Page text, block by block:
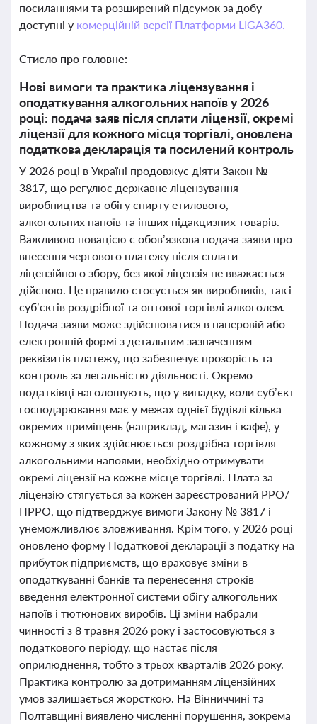
посиланнями та розширений підсумок за добу
доступні у комерційній версії Платформи LIGA360.
Стисло про головне:
Нові вимоги та практика ліцензування і
оподаткування алкогольних напоїв у 2026
році: подача заяв після сплати ліцензії, окремі
ліцензії для кожного місця торгівлі, оновлена
податкова декларація та посилений контроль
У 2026 році в Україні продовжує діяти Закон №
3817, що регулює державне ліцензування
виробництва та обігу спирту етилового,
алкогольних напоїв та інших підакцизних товарів.
Важливою новацією є обов’язкова подача заяви про
внесення чергового платежу після сплати
ліцензійного збору, без якої ліцензія не вважається
дійсною. Це правило стосується як виробників, так і
суб’єктів роздрібної та оптової торгівлі алкоголем.
Подача заяви може здійснюватися в паперовій або
електронній формі з детальним зазначенням
реквізитів платежу, що забезпечує прозорість та
контроль за легальністю діяльності. Окремо
податківці наголошують, що у випадку, коли суб’єкт
господарювання має у межах однієї будівлі кілька
окремих приміщень (наприклад, магазин і кафе), у
кожному з яких здійснюється роздрібна торгівля
алкогольними напоями, необхідно отримувати
окремі ліцензії на кожне місце торгівлі. Плата за
ліцензію стягується за кожен зареєстрований РРО/
ПРРО, що підтверджує вимоги Закону № 3817 і
унеможливлює зловживання. Крім того, у 2026 році
оновлено форму Податкової декларації з податку на
прибуток підприємств, що враховує зміни в
оподаткуванні банків та перенесення строків
введення електронної системи обігу алкогольних
напоїв і тютюнових виробів. Ці зміни набрали
чинності з 8 травня 2026 року і застосовуються з
податкового періоду, що настає після
оприлюднення, тобто з трьох кварталів 2026 року.
Практика контролю за дотриманням ліцензійних
умов залишається жорсткою. На Вінниччині та
Полтавщині виявлено численні порушення, зокрема